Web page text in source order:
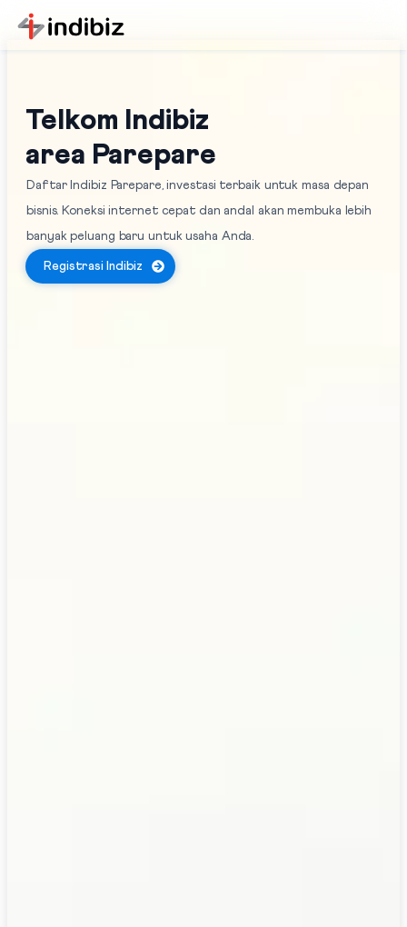
Telkom Indibiz
area Parepare
Daftar Indibiz Parepare, investasi terbaik untuk masa depan
bisnis. Koneksi internet cepat dan andal akan membuka lebih
banyak peluang baru untuk usaha Anda.
Registrasi Indibiz